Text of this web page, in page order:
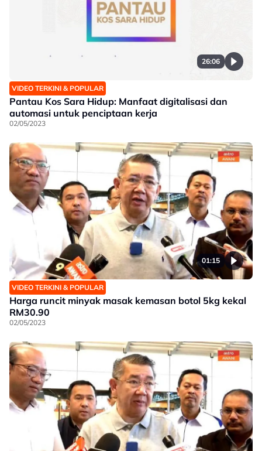
26:06
VIDEO TERKINI & POPULAR
Pantau Kos Sara Hidup: Manfaat digitalisasi dan
automasi untuk penciptaan kerja
02/05/2023
01:15
VIDEO TERKINI & POPULAR
Harga runcit minyak masak kemasan botol 5kg kekal
RM30.90
02/05/2023